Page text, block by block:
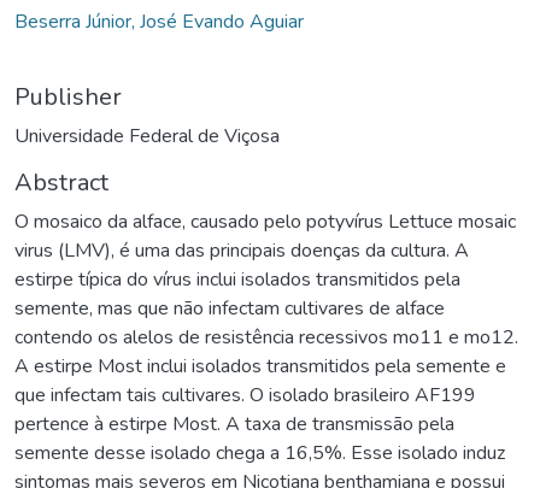
Beserra Júnior, José Evando Aguiar
Publisher
Universidade Federal de Viçosa
Abstract
O mosaico da alface, causado pelo potyvírus Lettuce mosaic
virus (LMV), é uma das principais doenças da cultura. A
estirpe típica do vírus inclui isolados transmitidos pela
semente, mas que não infectam cultivares de alface
contendo os alelos de resistência recessivos mo11 e mo12.
A estirpe Most inclui isolados transmitidos pela semente e
que infectam tais cultivares. O isolado brasileiro AF199
pertence à estirpe Most. A taxa de transmissão pela
semente desse isolado chega a 16,5%. Esse isolado induz
sintomas mais severos em Nicotiana benthamiana e possui